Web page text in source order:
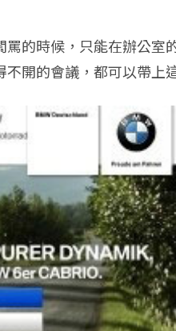
的時候，只能在辦公室
開的會議，都可以帶上